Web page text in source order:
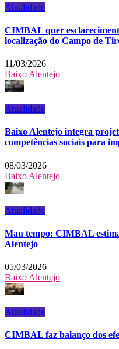
Atualidade
CIMBAL quer
localização do Campo de
11/03/2026
Baixo Alentejo
Atualidade
Baixo Alentejo integra
competências sociais para
08/03/2026
Baixo Alentejo
Atualidade
Mau tempo: CIMBAL
Alentejo
05/03/2026
Baixo Alentejo
Atualidade
CIMBAL faz balanço dos